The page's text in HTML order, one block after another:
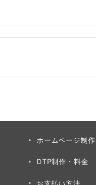
ホームページ制
DTP制作・料金
お支払い方法